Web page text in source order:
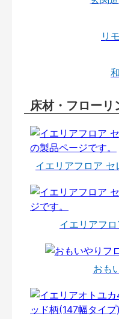
リ
床材・フローリ
イエリアフロア
イエリアフ
おも